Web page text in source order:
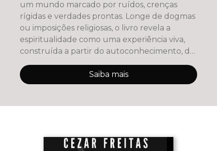
um mundo marcado por ruídos, crenças
rígidas e verdades prontas. Longe de dogmas
ou imposições religiosas, o livro revela a
espiritualidade como uma experiência viva,
construída a partir do autoconhecimento, do
Saiba mais